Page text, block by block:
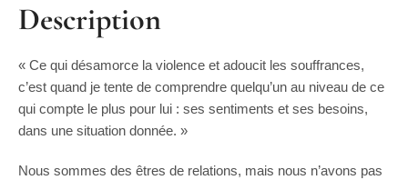
Description
« Ce qui désamorce la violence et adoucit les souffrances,
c’est quand je tente de comprendre quelqu’un au niveau de ce
qui compte le plus pour lui : ses sentiments et ses besoins,
dans une situation donnée. »
Nous sommes des êtres de relations, mais nous n’avons pas